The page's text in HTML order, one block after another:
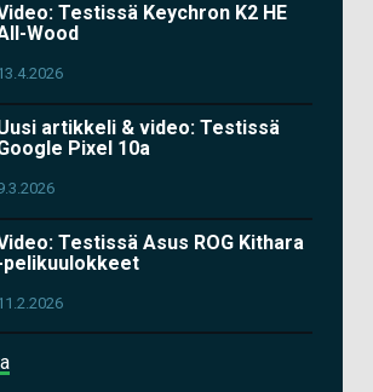
Testissä Keychron K2 HE
Wood
artikkeli & video: Testissä
Pixel 10a
Testissä Asus ROG Kithara
pelikuulokkeet